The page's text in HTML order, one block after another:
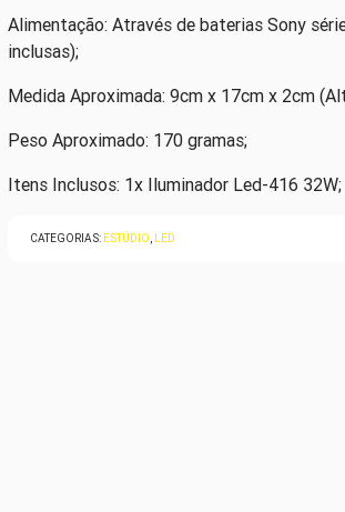
Alimentação: Através de baterias Sony
inclusas);
Medida Aproximada: 9cm x 17cm x 2cm
Peso Aproximado: 170 gramas;
Itens Inclusos: 1x Iluminador Led-416
CATEGORIAS: ESTÚDIO, LED